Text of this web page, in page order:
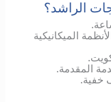
الراشد؟
الميكانيكية
المقدمة.
خفية.